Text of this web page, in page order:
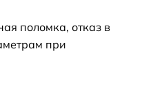
поломка, отказ в
при